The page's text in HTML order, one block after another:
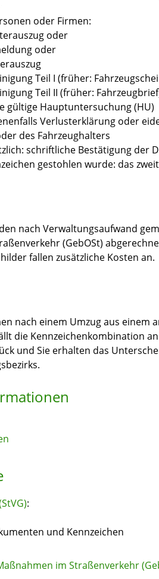
oder Firmen:
oder
oder
Teil I (früher:
Teil II (früher:
gültige Hauptuntersuchung (HU)
Verlusterklärung oder
des Fahrzeughalters
schriftliche Bestätigung der
gestohlen wurde: das
nach Verwaltungsaufwand
(GebOSt)
fallen zusätzliche Kosten an.
nach einem Umzug aus einem
die Kennzeichenkombination
und Sie erhalten das
:
und Kennzeichen
im Straßenverkehr